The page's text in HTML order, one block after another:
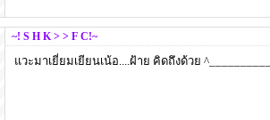
~! S H K > > F C!~
แวะมาเยี่ยมเยียนเน้อ....ฝ้าย คิดถึงด้วย